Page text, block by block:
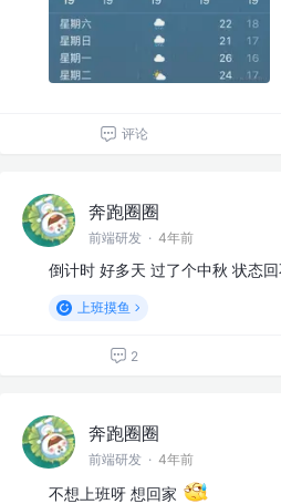
评论
奔跑圈圈
前端研发 · 4年前
倒计时 好多天 过了个中秋 状态回
上班摸鱼
2
奔跑圈圈
前端研发 · 4年前
不想上班呀 想回家